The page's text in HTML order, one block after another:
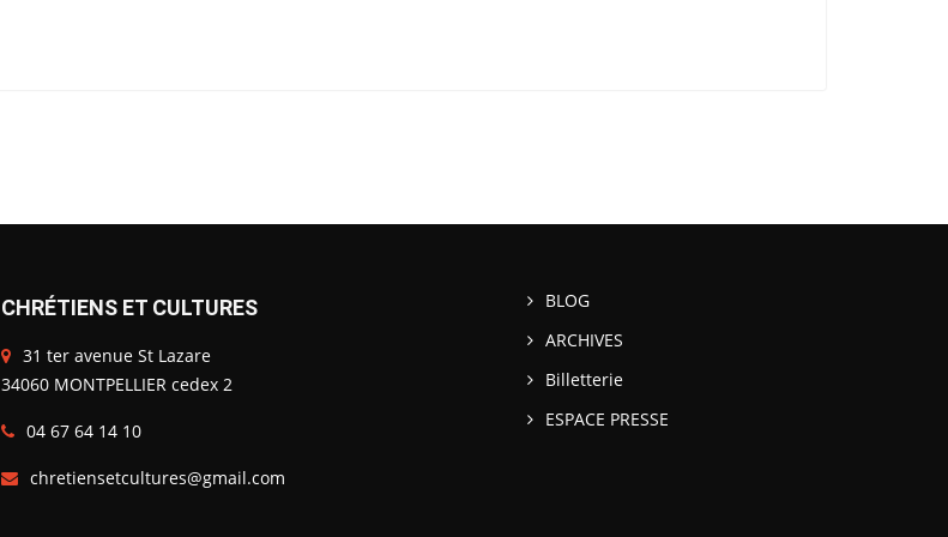
CHRÉTIENS ET CULTURES
31 ter avenue St Lazare
34060 MONTPELLIER cedex 2
04 67 64 14 10
chretiensetcultures@gmail.com
BLOG
ARCHIVES
Billetterie
ESPACE PRESSE